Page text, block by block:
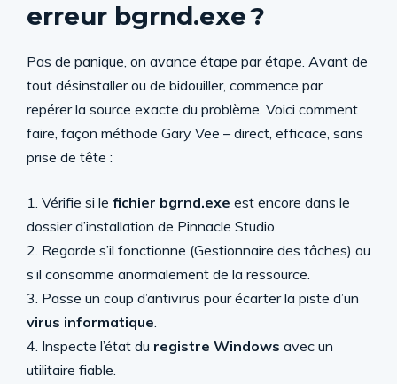
erreur bgrnd.exe ?
Pas de panique, on avance étape par étape. Avant de
tout désinstaller ou de bidouiller, commence par
repérer la source exacte du problème. Voici comment
faire, façon méthode Gary Vee – direct, efficace, sans
prise de tête :
1. Vérifie si le fichier bgrnd.exe est encore dans le
dossier d’installation de Pinnacle Studio.
2. Regarde s’il fonctionne (Gestionnaire des tâches) ou
s’il consomme anormalement de la ressource.
3. Passe un coup d’antivirus pour écarter la piste d’un
virus informatique.
4. Inspecte l’état du registre Windows avec un
utilitaire fiable.